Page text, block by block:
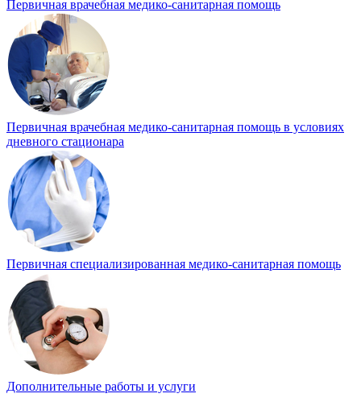
Первичная врачебная медико-санитарная помощь
Первичная врачебная медико-санитарная помощь в условиях
дневного стационара
Первичная специализированная медико-санитарная помощь
Дополнительные работы и услуги